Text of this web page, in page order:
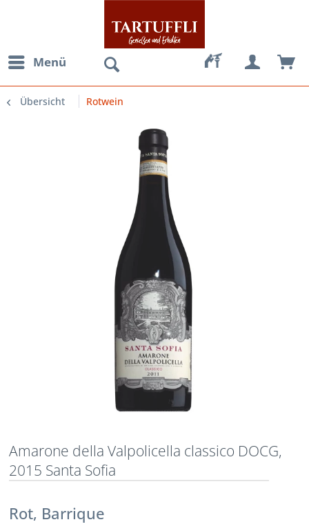
Menü
Übersicht Rotwein
Amarone della Valpolicella classico DOCG,
2015 Santa Sofia
Rot, Barrique